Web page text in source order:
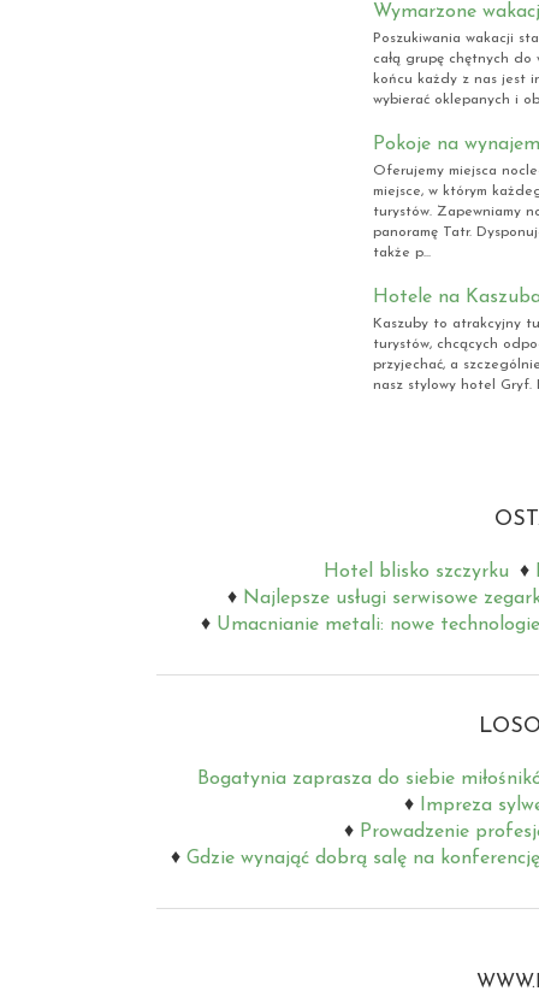
Wymarzone
Poszukiwania wakacji
całą grupę chętnych do
końcu każdy z nas jest
wybierać oklepanych i
Pokoje na
Oferujemy miejsca
miejsce, w którym
turystów. Zapewniamy
panoramę Tatr.
także p...
Hotele na
Kaszuby to atrakcyjny
turystów, chcących
przyjechać, a
nasz stylowy hotel Gryf.
Hotel blisko szczyrku
Najlepsze usługi serwisowe
Umacnianie metali: nowe
Bogatynia zaprasza do siebie
Impreza
Prowadzenie
Gdzie wynająć dobrą salę na